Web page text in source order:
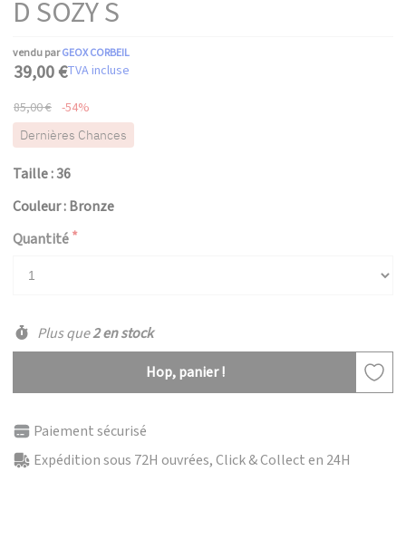
D SOZY S
vendu parGEOX CORBEIL
39,00 €TVA incluse
85,00 € -54%
Dernières Chances
Taille : 36
Couleur : Bronze
Quantité
Plus que2 en stock
Hop, panier !
Paiement sécurisé
Expédition sous 72H ouvrées, Click & Collect en 24H